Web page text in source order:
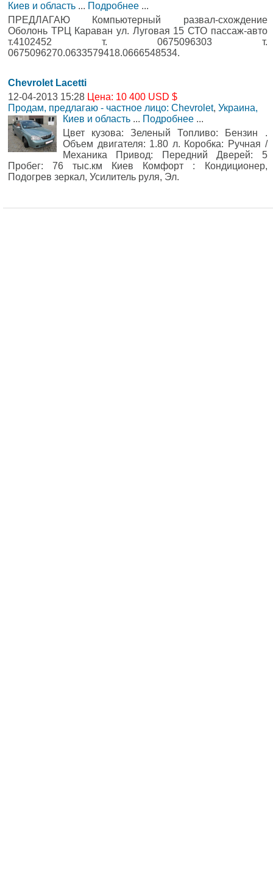
Киев и область ... Подробнее ...
ПРЕДЛАГАЮ Компьютерный развал-схождение
Оболонь ТРЦ Караван ул. Луговая 15 СТО пассаж-авто
т.4102452 т. 0675096303 т.
0675096270.0633579418.0666548534.
Chevrolet Lacetti
12-04-2013 15:28 Цена: 10 400 USD $
Продам, предлагаю - частное лицо: Chevrolet, Украина,
Киев и область ... Подробнее ...
Цвет кузова: Зеленый Топливо: Бензин .
Объем двигателя: 1.80 л. Коробка: Ручная /
Механика Привод: Передний Дверей: 5
Пробег: 76 тыс.км Киев Комфорт : Кондиционер,
Подогрев зеркал, Усилитель руля, Эл.